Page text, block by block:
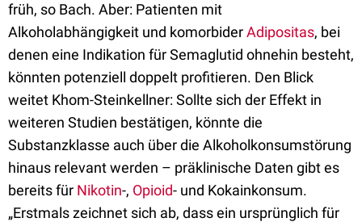
früh, so Bach. Aber: Patienten mit
Alkoholabhängigkeit und komorbiderAdipositas, bei
denen eine Indikation für Semaglutid ohnehin besteht,
könnten potenziell doppelt profitieren. Den Blick
weitet Khom-Steinkellner: Sollte sich der Effekt in
weiteren Studien bestätigen, könnte die
Substanzklasse auch über die Alkoholkonsumstörung
hinaus relevant werden – präklinische Daten gibt es
bereits für Nikotin-, Opioid- und Kokainkonsum.
„Erstmals zeichnet sich ab, dass ein ursprünglich für